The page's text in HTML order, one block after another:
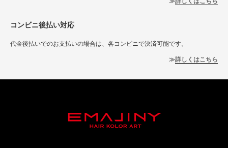
コンビニ後払い対応
代金後払いでのお支払いの場合は、各コンビニで決済可能です。
詳しくはこちら